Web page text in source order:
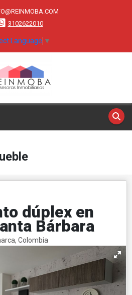
3102622010
Language ▼
dúplex en
Bárbara
Colombia